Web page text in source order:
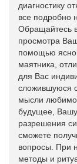
диагностику
все подробно
Обращайтесь
просмотра
помощью
маятника,
для Вас
сложившуюся
мысли
будущее, Вашу
разрешения
сможете
вопросы. При
методы и